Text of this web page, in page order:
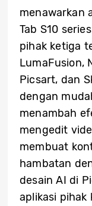
menawarkan
Tab S10
pihak ketiga
LumaFusion,
Picsart, dan
dengan
menambah
mengedit
membuat
hambatan
desain AI di
aplikasi pihak